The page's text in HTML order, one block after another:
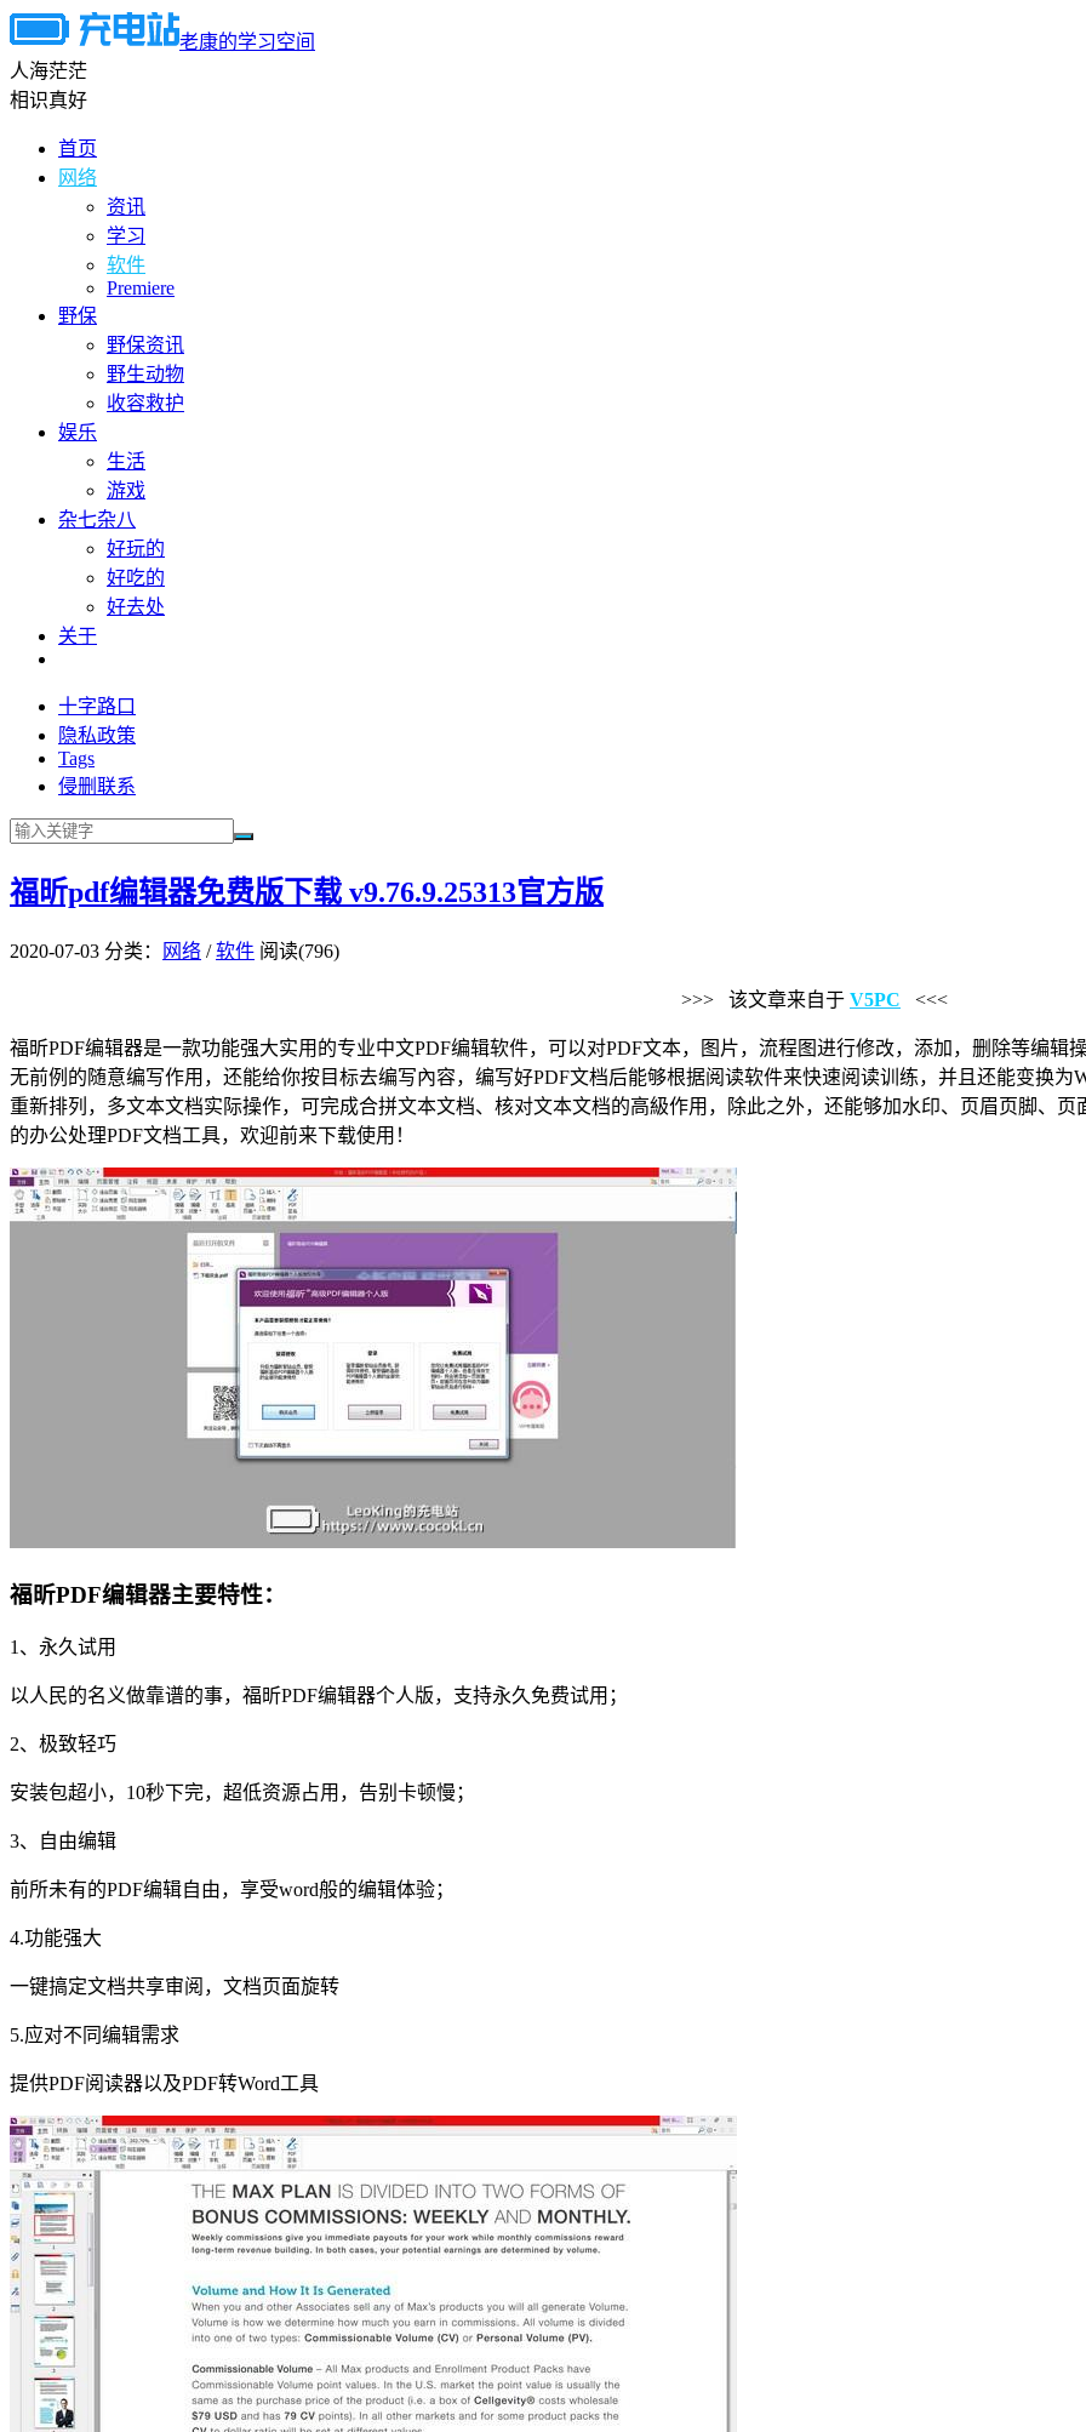
老康的学习空间
人海茫茫
相识真好
首页
网络
资讯
学习
软件
Premiere
野保
野保资讯
野生动物
收容救护
娱乐
生活
游戏
杂七杂八
好玩的
好吃的
好去处
关于
十字路口
隐私政策
Tags
侵删联系
福昕pdf编辑器免费版下载 v9.76.9.25313官方版
2020-07-03 分类： 网络 /软件 阅读(796)
>>> 该文章来自于 V5PC <<<
福昕PDF编辑器是一款功能强大实用的专业中文PDF编辑软件，可以对PDF文本，图片，流程图进行修改，添加，删除等编辑
无前例的随意编写作用，还能给你按目标去编写內容，编写好PDF文档后能够根据阅读软件来快速阅读训练，并且还能变换
重新排列，多文本文档实际操作，可完成合拼文本文档、核对文本文档的高級作用，除此之外，还能够加水印、页眉页脚、
的办公处理PDF文档工具，欢迎前来下载使用！
福昕PDF编辑器主要特性：
1、永久试用
以人民的名义做靠谱的事，福昕PDF编辑器个人版，支持永久免费试用；
2、极致轻巧
安装包超小，10秒下完，超低资源占用，告别卡顿慢；
3、自由编辑
前所未有的PDF编辑自由，享受word般的编辑体验；
4.功能强大
一键搞定文档共享审阅，文档页面旋转
5.应对不同编辑需求
提供PDF阅读器以及PDF转Word工具